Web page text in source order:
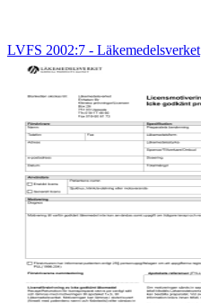
LVFS 2002:7 - Läkemedelsverket